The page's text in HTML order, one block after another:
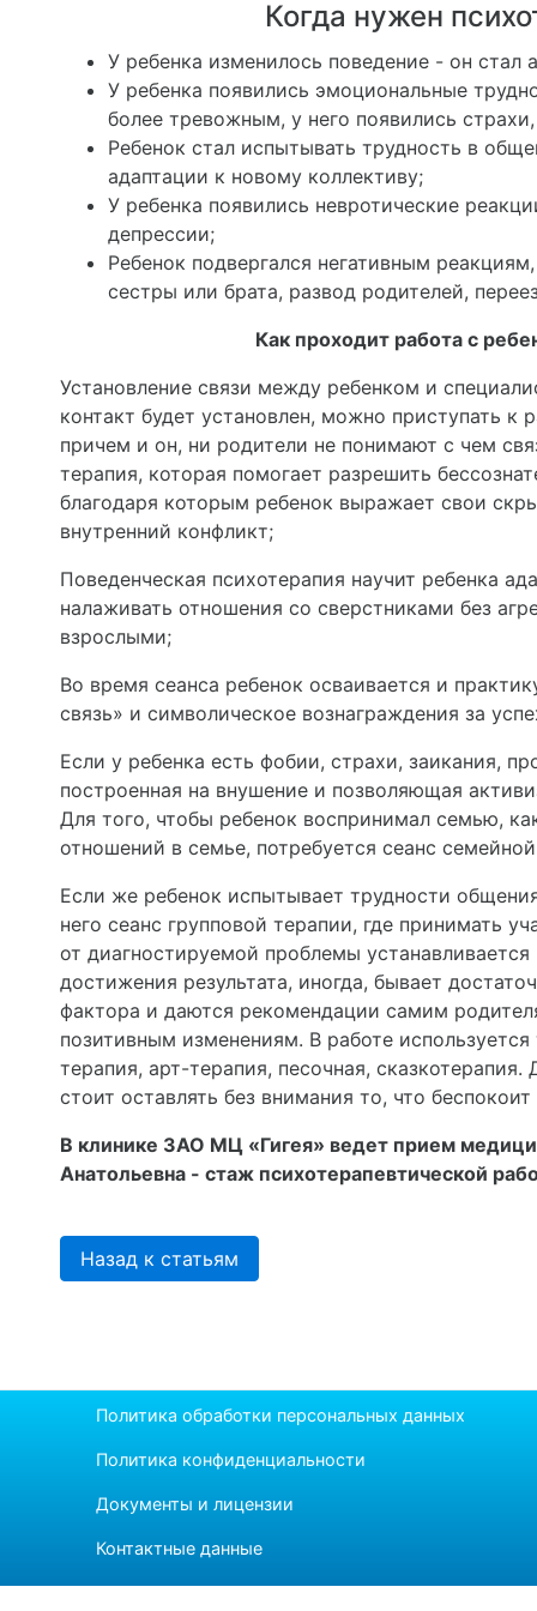
Когда нужен
У ребенка изменилось поведение - он
У ребенка появились эмоциональные
более тревожным, у него появились
Ребенок стал испытывать трудность в
адаптации к новому коллективу;
У ребенка появились невротические
депрессии;
Ребенок подвергался негативным
сестры или брата, развод родителей,
Как проходит работа с
Установление связи между ребенком и
контакт будет установлен, можно приступать к
причем и он, ни родители не понимают с чем
терапия, которая помогает разрешить
благодаря которым ребенок выражает свои
внутренний конфликт;
Поведенческая психотерапия научит ребенка
налаживать отношения со сверстниками без
взрослыми;
Во время сеанса ребенок осваивается и
связь» и символическое вознаграждения за
Если у ребенка есть фобии, страхи, заикания,
построенная на внушение и позволяющая
Для того, чтобы ребенок воспринимал семью,
отношений в семье, потребуется сеанс
Если же ребенок испытывает трудности
него сеанс групповой терапии, где принимать
от диагностируемой проблемы
достижения результата, иногда, бывает
фактора и даются рекомендации самим
позитивным изменениям. В работе
терапия, арт-терапия, песочная,
стоит оставлять без внимания то, что
В клинике ЗАО МЦ «Гигея» ведет прием
Анатольевна - стаж психотерапевтической
Назад к статьям
Политика обработки персональных данных
Политика конфиденциальности
Документы и лицензии
Контактные данные